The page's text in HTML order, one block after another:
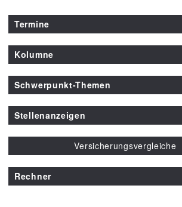
Termine
Kolumne
Schwerpunkt-Themen
Stellenanzeigen
Versicherungsvergleiche
Rechner